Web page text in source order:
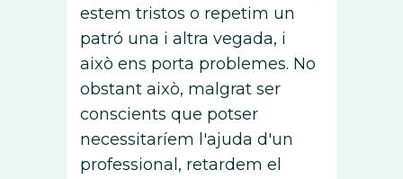
estem tristos o repetim un
patró una i altra vegada, i
això ens porta problemes. No
obstant això, malgrat ser
conscients que potser
necessitaríem l'ajuda d'un
professional, retardem el